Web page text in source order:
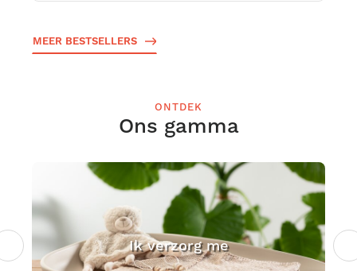
MEER BESTSELLERS
ONTDEK
Ons gamma
Ik verzorg me